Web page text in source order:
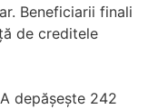
Beneficiarii finali
de creditele
depășește 242